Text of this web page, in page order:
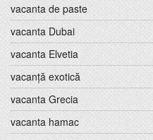
vacanta de paste
vacanta Dubai
vacanta Elvetia
vacanță exotică
vacanta Grecia
vacanta hamac